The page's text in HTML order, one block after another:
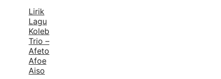
Lirik
Lagu
Koleb
Trio –
Afeto
Afoe
Aiso